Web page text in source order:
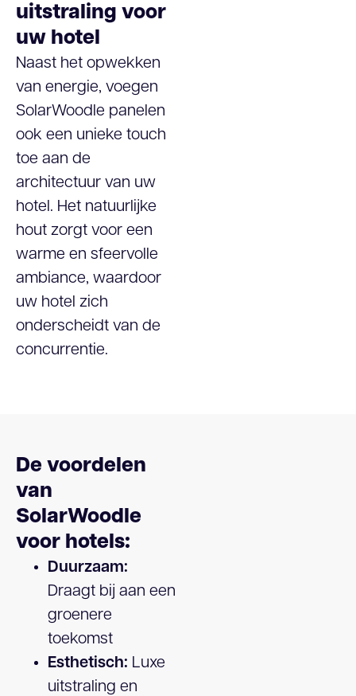
uitstraling voor
uw hotel
Naast het opwekken
van energie, voegen
SolarWoodle panelen
ook een unieke touch
toe aan de
architectuur van uw
hotel. Het natuurlijke
hout zorgt voor een
warme en sfeervolle
ambiance, waardoor
uw hotel zich
onderscheidt van de
concurrentie.
De voordelen
van
SolarWoodle
voor hotels:
Duurzaam:
Draagt bij aan een
groenere
toekomst
Esthetisch: Luxe
uitstraling en